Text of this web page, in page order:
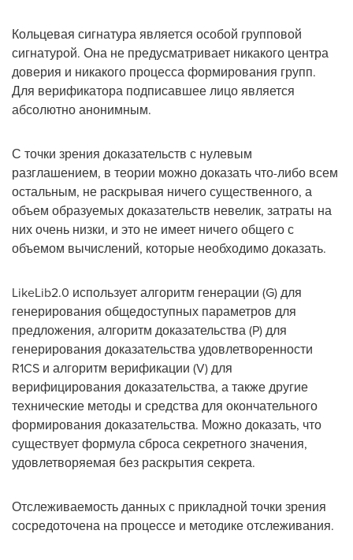
Кольцевая сигнатура является особой групповой
сигнатурой. Она не предусматривает никакого центра
доверия и никакого процесса формирования групп.
Для верификатора подписавшее лицо является
абсолютно анонимным.
С точки зрения доказательств с нулевым
разглашением, в теории можно доказать что-либо всем
остальным, не раскрывая ничего существенного, а
объем образуемых доказательств невелик, затраты на
них очень низки, и это не имеет ничего общего с
объемом вычислений, которые необходимо доказать.
LikeLib2.0 использует алгоритм генерации (G) для
генерирования общедоступных параметров для
предложения, алгоритм доказательства (P) для
генерирования доказательства удовлетворенности
R1CS и алгоритм верификации (V) для
верифицирования доказательства, а также другие
технические методы и средства для окончательного
формирования доказательства. Можно доказать, что
существует формула сброса секретного значения,
удовлетворяемая без раскрытия секрета.
Отслеживаемость данных с прикладной точки зрения
сосредоточена на процессе и методике отслеживания.